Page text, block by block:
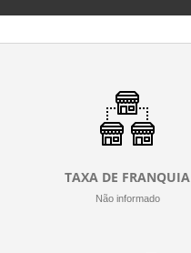
TAXA DE FRANQUIA
Não informado